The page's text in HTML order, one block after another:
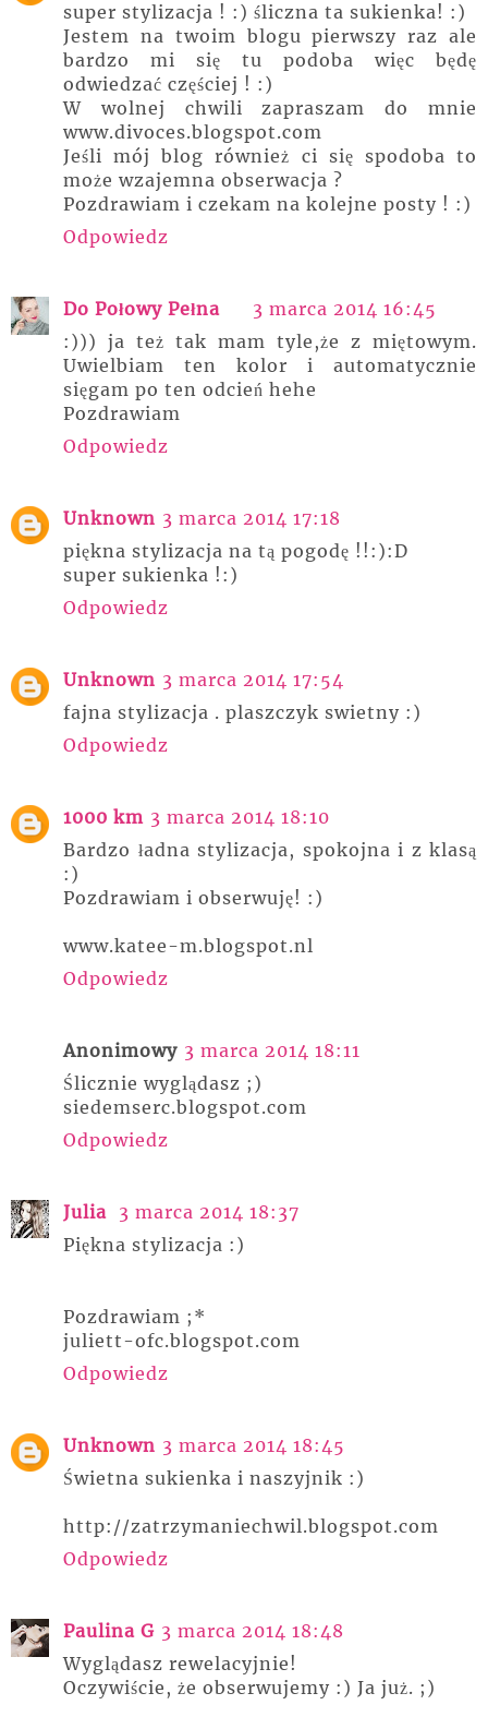
super stylizacja ! :) śliczna ta sukienka! :)
Jestem na twoim blogu pierwszy raz ale
bardzo mi się tu podoba więc będę
odwiedzać częściej ! :)
W wolnej chwili zapraszam do mnie
www.divoces.blogspot.com
Jeśli mój blog również ci się spodoba to
może wzajemna obserwacja ?
Pozdrawiam i czekam na kolejne posty ! :)
Odpowiedz
Do Połowy Pełna
3 marca 2014 16:45
:))) ja też tak mam tyle,że z miętowym.
Uwielbiam ten kolor i automatycznie
sięgam po ten odcień hehe
Pozdrawiam
Odpowiedz
Unknown 3 marca 2014 17:18
piękna stylizacja na tą pogodę !!:):D
super sukienka !:)
Odpowiedz
Unknown 3 marca 2014 17:54
fajna stylizacja . plaszczyk swietny :)
Odpowiedz
1000 km 3 marca 2014 18:10
Bardzo ładna stylizacja, spokojna i z klasą
:)
Pozdrawiam i obserwuję! :)
www.katee-m.blogspot.nl
Odpowiedz
Anonimowy 3 marca 2014 18:11
Ślicznie wyglądasz ;)
siedemserc.blogspot.com
Odpowiedz
Julia 3 marca 2014 18:37
Piękna stylizacja :)
Pozdrawiam ;*
juliett-ofc.blogspot.com
Odpowiedz
Unknown 3 marca 2014 18:45
Świetna sukienka i naszyjnik :)
http://zatrzymaniechwil.blogspot.com
Odpowiedz
Paulina G 3 marca 2014 18:48
Wyglądasz rewelacyjnie!
Oczywiście, że obserwujemy :) Ja już. ;)